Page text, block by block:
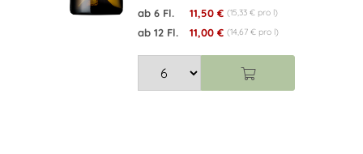
ab 6 Fl. 11,50 € (15,33 € pro l)
ab 12 Fl. 11,00 € (14,67 € pro l)